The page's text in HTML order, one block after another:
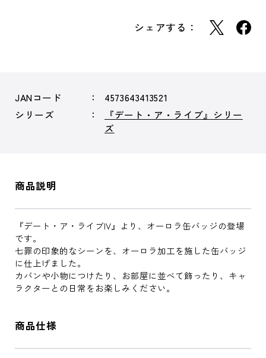
シェアする：
JANコード
4573643413521
シリーズ
『デート・ア・ライブ』シリー
ズ
商品説明
『デート・ア・ライブIV』より、オーロラ缶バッジの登場
です。
七罪の印象的なシーンを、オーロラ加工を施した缶バッジ
に仕上げました。
カバンや小物につけたり、お部屋に並べて飾ったり、キャ
ラクターとの日常をお楽しみください。
商品仕様